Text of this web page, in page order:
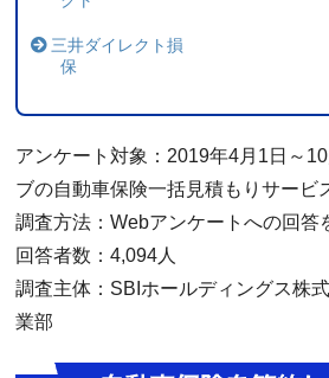
をして一方的にこちらが
担当者はその都度確認を
者は、現場担当者の代弁
とは思うが両者の意見を確
導いてくれたのには感謝
（30代/男性/フォルクス
対応が速く、親切だった。
三井ダイレクト損
保
アンケート対象：2019年4月1日～
ブの自動車保険一括見積もりサービ
調査方法：Webアンケートへの回答
回答者数：4,094人
調査主体：SBIホールディングス株
業部